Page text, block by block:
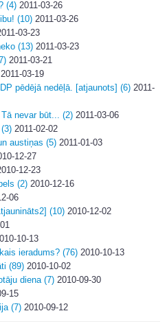
(4) 2011-03-26
(10) 2011-03-26
03-23
(13) 2011-03-23
2011-03-21
2011-03-19
pēdējā nedēļā. [atjaunots] (6) 2011-
nevar būt... (2) 2011-03-06
2011-02-02
austiņas (5) 2011-01-03
12-27
12-23
(2) 2010-12-16
06
(10) 2010-12-02
10-13
ieradums? (76) 2010-10-13
(89) 2010-10-02
diena (7) 2010-09-30
15
(7) 2010-09-12